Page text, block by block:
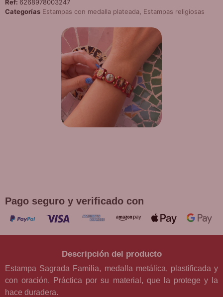
Ref: 6268978003247
Categorías Estampas con medalla plateada Estampas religiosas
Pago seguro y verificado con
Descripción del producto
Estampa Sagrada Familia, medalla metálica, plastificada y
con oración. Práctica por su material, que la protege y la
hace duradera.